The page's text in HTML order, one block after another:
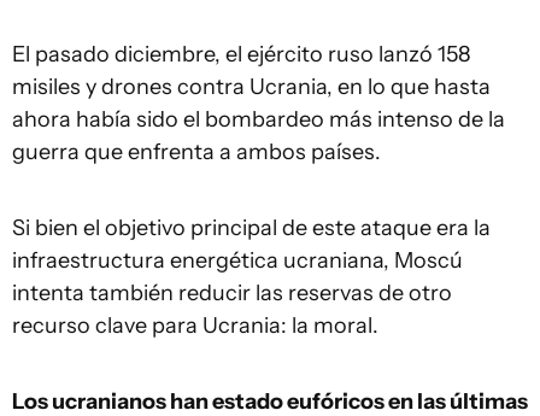
El pasado diciembre, el ejército ruso lanzó 158
misiles y drones contra Ucrania, en lo que hasta
ahora había sido el bombardeo más intenso de la
guerra que enfrenta a ambos países.
Si bien el objetivo principal de este ataque era la
infraestructura energética ucraniana, Moscú
intenta también reducir las reservas de otro
recurso clave para Ucrania: la moral.
Los ucranianos han estado eufóricos en las últimas